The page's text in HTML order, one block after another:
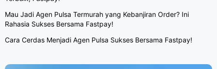
Mau Jadi Agen Pulsa Termurah yang Kebanjiran Order? Ini
Rahasia Sukses Bersama Fastpay!
Cara Cerdas Menjadi Agen Pulsa Sukses Bersama Fastpay!